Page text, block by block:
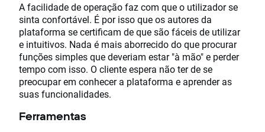
A facilidade de operação faz com que o utilizador se
sinta confortável. É por isso que os autores da
plataforma se certificam de que são fáceis de utilizar
e intuitivos. Nada é mais aborrecido do que procurar
funções simples que deveriam estar "à mão" e perder
tempo com isso. O cliente espera não ter de se
preocupar em conhecer a plataforma e aprender as
suas funcionalidades.
Ferramentas